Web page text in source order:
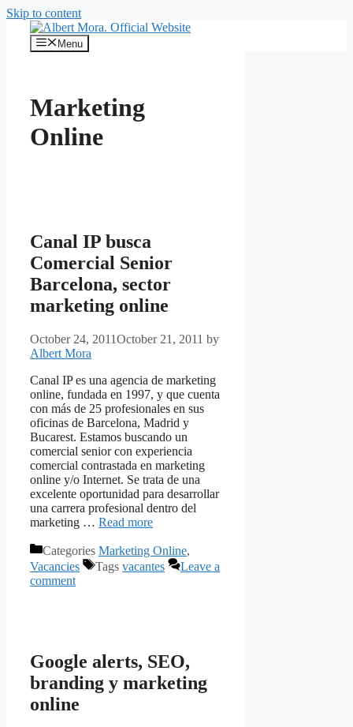
Skip to content
Menu
Marketing
Online
Canal IP busca
Comercial Senior
Barcelona, sector
marketing online
October 24, 2011October 21, 2011 by
Albert Mora
Canal IP es una agencia de marketing
online, fundada en 1997, y que cuenta
con más de 25 profesionales en sus
oficinas de Barcelona, Madrid y
Bucarest. Estamos buscando un
comercial senior con experiencia
comercial contrastada en marketing
online y/o Internet. Se trata de una
excelente oportunidad para desarrollar
una carrera profesional dentro del
marketing … Read more
Categories Marketing Online,
Vacancies
Tags vacantes
Leave a
comment
Google alerts, SEO,
branding y marketing
online